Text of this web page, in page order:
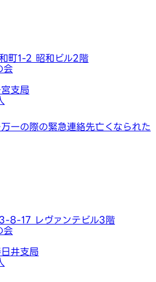
町1-2 昭和ビル2階
会
支局
万一の際の緊急連絡先亡くなられた
8-17 レヴァンテビル3階
会
井支局